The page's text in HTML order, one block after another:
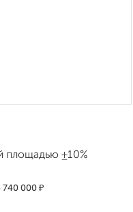
площадью ±10%
740 000 ₽